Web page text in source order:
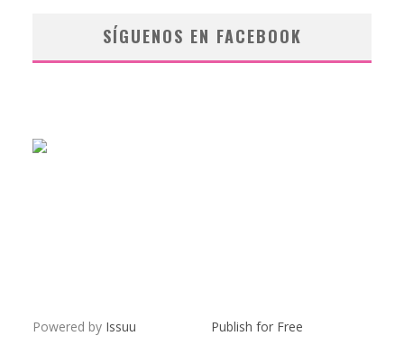
SÍGUENOS EN FACEBOOK
Powered by Issuu Publish for Free